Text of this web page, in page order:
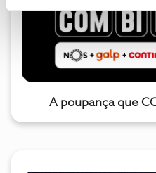
A poupança que